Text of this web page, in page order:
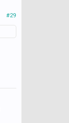
#29